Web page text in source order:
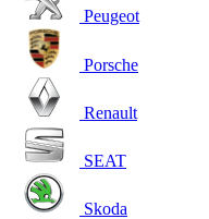
Peugeot
Porsche
Renault
SEAT
Skoda